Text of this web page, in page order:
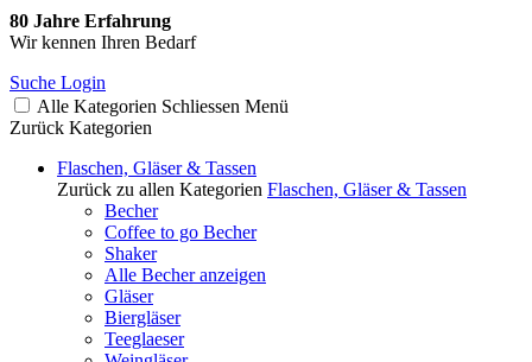
80 Jahre Erfahrung
Wir kennen Ihren Bedarf
Suche Login
Alle Kategorien Schliessen Menü
Zurück Kategorien
Flaschen, Gläser & Tassen
Zurück zu allen Kategorien Flaschen, Gläser & Tassen
Becher
Coffee to go Becher
Shaker
Alle Becher anzeigen
Gläser
Biergläser
Teeglaeser